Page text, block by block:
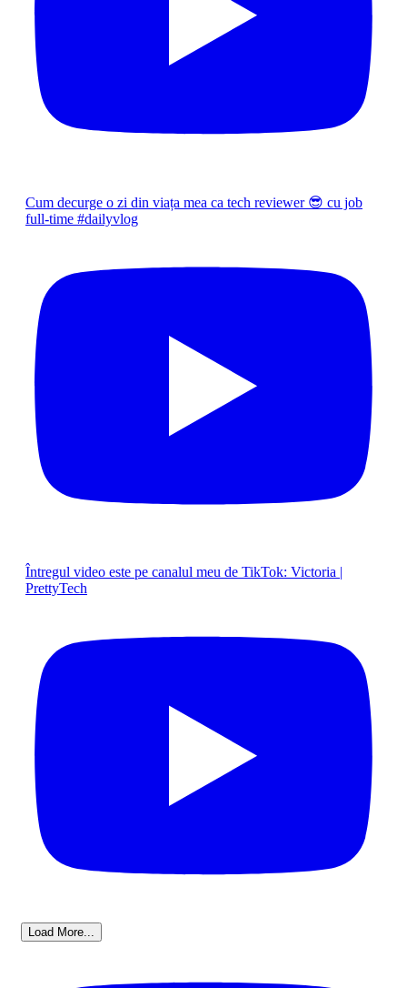
Cum decurge o zi din viața mea ca tech reviewer 😎 cu job
full-time #dailyvlog
Întregul video este pe canalul meu de TikTok: Victoria |
PrettyTech
Load More...